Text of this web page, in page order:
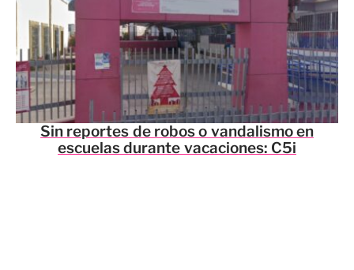
Sin reportes de robos o vandalismo en
escuelas durante vacaciones: C5i